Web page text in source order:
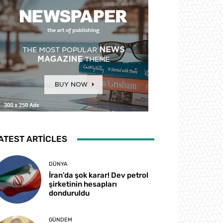
ARTICLES
DÜNYA
İran’da şok karar! Dev petrol
şirketinin hesapları
donduruldu
GÜNDEM